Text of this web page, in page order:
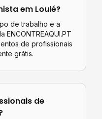
em Loulé?
de trabalho e a
de profissionais
grátis.
de